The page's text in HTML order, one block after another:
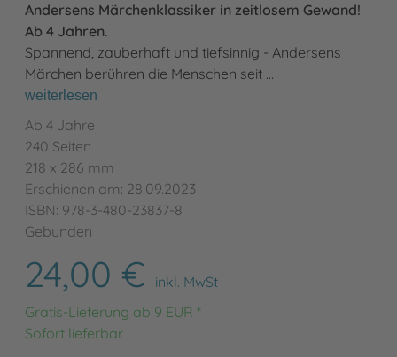
Andersens Märchenklassiker in zeitlosem Gewand!
Ab 4 Jahren.
Spannend, zauberhaft und tiefsinnig - Andersens
Märchen berühren die Menschen seit …
weiterlesen
Ab 4 Jahre
240 Seiten
218 x 286 mm
Erschienen am: 28.09.2023
ISBN: 978-3-480-23837-8
Gebunden
24,00 €
inkl. MwSt
Gratis-Lieferung ab 9 EUR *
Sofort lieferbar